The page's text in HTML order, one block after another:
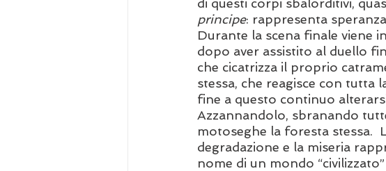
di questi corpi sbalorditivi,
principe: rappresenta
Durante la scena finale viene
dopo aver assistito al duello
che cicatrizza il proprio
stessa, che reagisce con
fine a questo continuo
Azzannandolo, sbranando
motoseghe la foresta stessa.
degradazione e la miseria
nome di un mondo